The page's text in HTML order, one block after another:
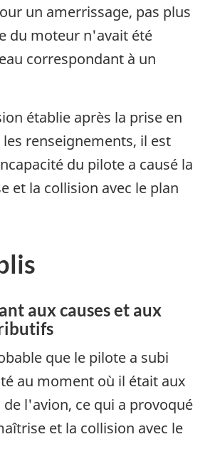
un amerrissage, pas plus
du moteur n'avait été
correspondant à un
établie après la prise en
renseignements, il est
du pilote a causé la
et la collision avec le plan
aux causes et aux
que le pilote a subi
au moment où il était aux
l'avion, ce qui a provoqué
et la collision avec le